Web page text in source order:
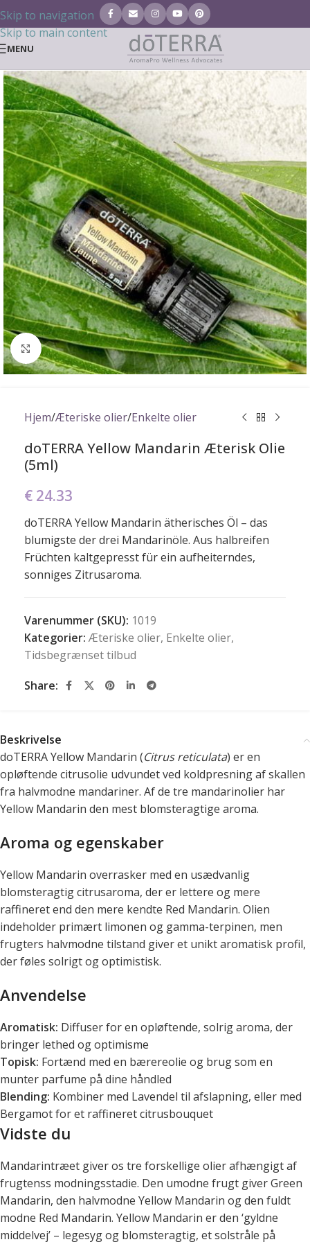
Skip to navigation
Skip to main content
MENU
Click to enlarge
Hjem/Æteriske olier/Enkelte olier
doTERRA Yellow Mandarin Æterisk Olie
(5ml)
€ 24.33
doTERRA Yellow Mandarin ätherisches Öl – das
blumigste der drei Mandarinöle. Aus halbreifen
Früchten kaltgepresst für ein aufheiterndes,
sonniges Zitrusaroma.
Varenummer (SKU): 1019
Kategorier: Æteriske olier, Enkelte olier,
Tidsbegrænset tilbud
Share:
Beskrivelse
doTERRA Yellow Mandarin (Citrus reticulata) er en
opløftende citrusolie udvundet ved koldpresning af skallen
fra halvmodne mandariner. Af de tre mandarinolier har
Yellow Mandarin den mest blomsteragtige aroma.
Aroma og egenskaber
Yellow Mandarin overrasker med en usædvanlig
blomsteragtig citrusaroma, der er lettere og mere
raffineret end den mere kendte Red Mandarin. Olien
indeholder primært limonen og gamma-terpinen, men
frugters halvmodne tilstand giver et unikt aromatisk profil,
der føles solrigt og optimistisk.
Anvendelse
Aromatisk: Diffuser for en opløftende, solrig aroma, der
bringer lethed og optimisme
Topisk: Fortænd med en bærereolie og brug som en
munter parfume på dine håndled
Blending: Kombiner med Lavendel til afslapning, eller med
Bergamot for et raffineret citrusbouquet
Vidste du
Mandarintræet giver os tre forskellige olier afhængigt af
frugtenss modningsstadie. Den umodne frugt giver Green
Mandarin, den halvmodne Yellow Mandarin og den fuldt
modne Red Mandarin. Yellow Mandarin er den ‘gyldne
middelvej’ – legesyg og blomsteragtig, et solstråle på